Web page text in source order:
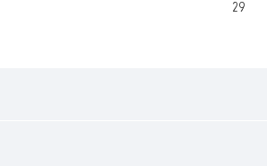
29